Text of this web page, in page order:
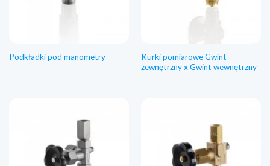
Podkładki pod manometry
Kurki pomiarowe Gwint
zewnętrzny x Gwint wewnętrzny